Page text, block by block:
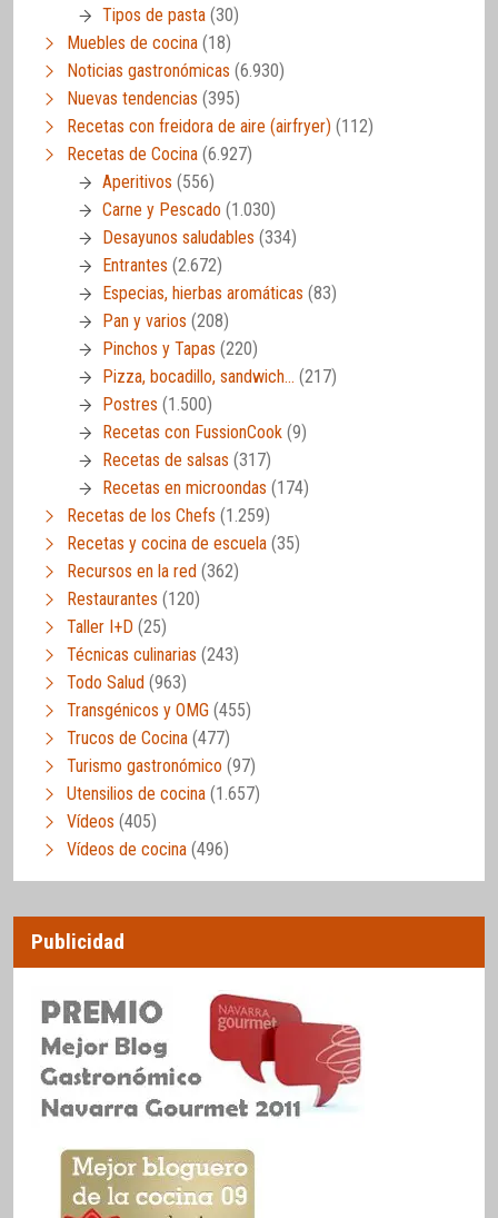
Tipos de pasta (30)
Muebles de cocina (18)
Noticias gastronómicas (6.930)
Nuevas tendencias (395)
Recetas con freidora de aire (airfryer) (112)
Recetas de Cocina (6.927)
Aperitivos (556)
Carne y Pescado (1.030)
Desayunos saludables (334)
Entrantes (2.672)
Especias, hierbas aromáticas (83)
Pan y varios (208)
Pinchos y Tapas (220)
Pizza, bocadillo, sandwich… (217)
Postres (1.500)
Recetas con FussionCook (9)
Recetas de salsas (317)
Recetas en microondas (174)
Recetas de los Chefs (1.259)
Recetas y cocina de escuela (35)
Recursos en la red (362)
Restaurantes (120)
Taller I+D (25)
Técnicas culinarias (243)
Todo Salud (963)
Transgénicos y OMG (455)
Trucos de Cocina (477)
Turismo gastronómico (97)
Utensilios de cocina (1.657)
Vídeos (405)
Vídeos de cocina (496)
Publicidad